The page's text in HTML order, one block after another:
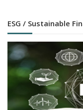
ESG / Sustainable